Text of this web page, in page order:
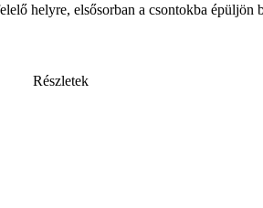
helyre, elsősorban a csontokba épüljön
Részletek